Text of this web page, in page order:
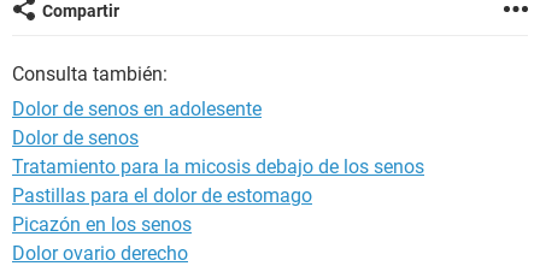
Compartir
Consulta también:
Dolor de senos en adolesente
Dolor de senos
Tratamiento para la micosis debajo de los senos
Pastillas para el dolor de estomago
Picazón en los senos
Dolor ovario derecho